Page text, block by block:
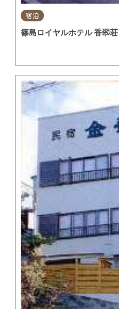
宿泊
篠島ロイヤルホテル 香翆荘